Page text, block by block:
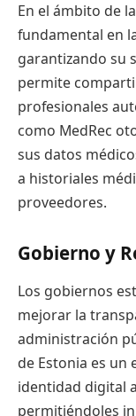
En el ámbito de
fundamental en
garantizando su
permite
profesionales
como MedRec
sus datos
a historiales
proveedores.
Gobierno y
Los gobiernos
mejorar la
administración
de Estonia es un
identidad digital
permitiéndoles